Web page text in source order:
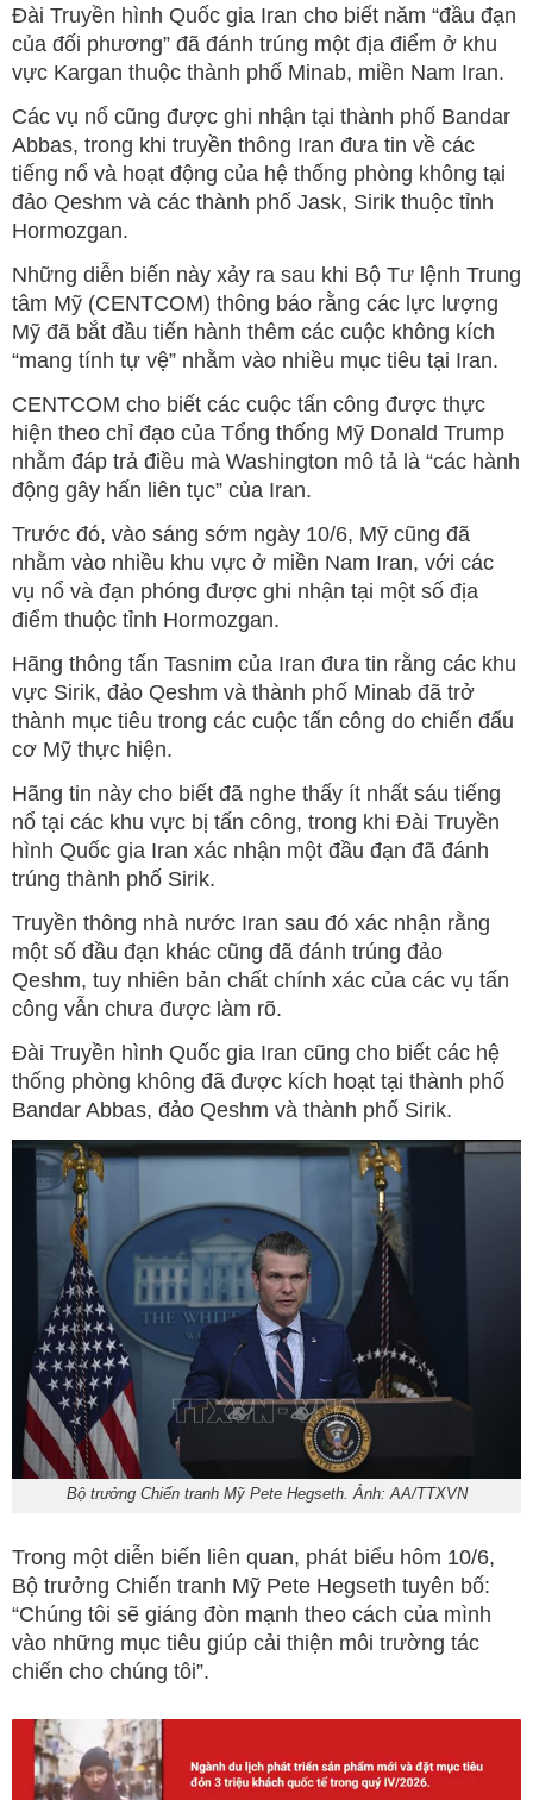
Đài Truyền hình Quốc gia Iran cho biết năm “đầu đạn
của đối phương” đã đánh trúng một địa điểm ở khu
vực Kargan thuộc thành phố Minab, miền Nam Iran.
Các vụ nổ cũng được ghi nhận tại thành phố Bandar
Abbas, trong khi truyền thông Iran đưa tin về các
tiếng nổ và hoạt động của hệ thống phòng không tại
đảo Qeshm và các thành phố Jask, Sirik thuộc tỉnh
Hormozgan.
Những diễn biến này xảy ra sau khi Bộ Tư lệnh Trung
tâm Mỹ (CENTCOM) thông báo rằng các lực lượng
Mỹ đã bắt đầu tiến hành thêm các cuộc không kích
“mang tính tự vệ” nhằm vào nhiều mục tiêu tại Iran.
CENTCOM cho biết các cuộc tấn công được thực
hiện theo chỉ đạo của Tổng thống Mỹ Donald Trump
nhằm đáp trả điều mà Washington mô tả là “các hành
động gây hấn liên tục” của Iran.
Trước đó, vào sáng sớm ngày 10/6, Mỹ cũng đã
nhằm vào nhiều khu vực ở miền Nam Iran, với các
vụ nổ và đạn phóng được ghi nhận tại một số địa
điểm thuộc tỉnh Hormozgan.
Hãng thông tấn Tasnim của Iran đưa tin rằng các khu
vực Sirik, đảo Qeshm và thành phố Minab đã trở
thành mục tiêu trong các cuộc tấn công do chiến đấu
cơ Mỹ thực hiện.
Hãng tin này cho biết đã nghe thấy ít nhất sáu tiếng
nổ tại các khu vực bị tấn công, trong khi Đài Truyền
hình Quốc gia Iran xác nhận một đầu đạn đã đánh
trúng thành phố Sirik.
Truyền thông nhà nước Iran sau đó xác nhận rằng
một số đầu đạn khác cũng đã đánh trúng đảo
Qeshm, tuy nhiên bản chất chính xác của các vụ tấn
công vẫn chưa được làm rõ.
Đài Truyền hình Quốc gia Iran cũng cho biết các hệ
thống phòng không đã được kích hoạt tại thành phố
Bandar Abbas, đảo Qeshm và thành phố Sirik.
Bộ trưởng Chiến tranh Mỹ Pete Hegseth. Ảnh: AA/TTXVN
Trong một diễn biến liên quan, phát biểu hôm 10/6,
Bộ trưởng Chiến tranh Mỹ Pete Hegseth tuyên bố:
“Chúng tôi sẽ giáng đòn mạnh theo cách của mình
vào những mục tiêu giúp cải thiện môi trường tác
chiến cho chúng tôi”.